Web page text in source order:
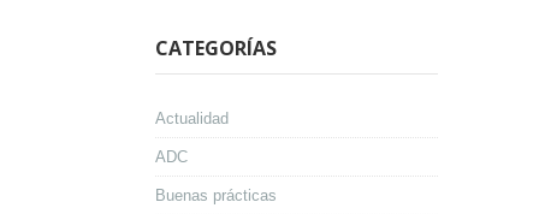
CATEGORÍAS
Actualidad
ADC
Buenas prácticas